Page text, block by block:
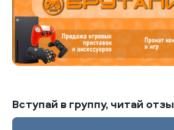
Вступай в группу, читай